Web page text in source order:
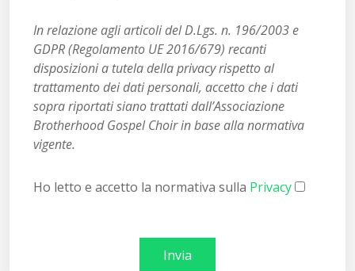
In relazione agli articoli del D.Lgs. n. 196/2003 e
GDPR (Regolamento UE 2016/679) recanti
disposizioni a tutela della privacy rispetto al
trattamento dei dati personali, accetto che i dati
sopra riportati siano trattati dall’Associazione
Brotherhood Gospel Choir in base alla normativa
vigente.
Ho letto e accetto la normativa sulla Privacy
Invia